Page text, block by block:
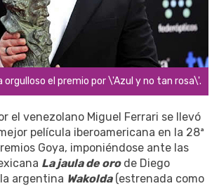
orgulloso el premio por \'Azul y no tan rosa\'.
el venezolano Miguel Ferrari se llevó
película iberoamericana en la 28ª
Goya, imponiéndose ante las
La jaula de orode Diego
argentina Wakolda(estrenada como